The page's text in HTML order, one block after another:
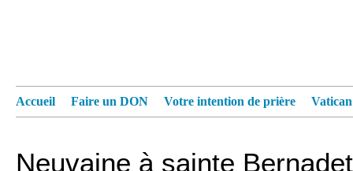
Accueil Faire un DON Votre intention de prière
Neuvaine à sainte